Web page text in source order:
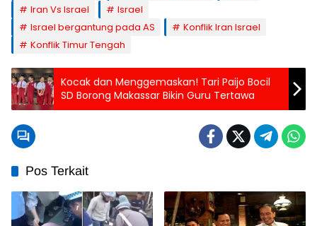
Iran Vs Israel
Israel
Israel bergantung pada AS
Konflik Iran Israel
Konflik Timur Tengah
Kocak dan Menggemaskan! Tari Paijo Bocil
SD Borong Makassar Bikin Guru Tertawa
Pos Terkait